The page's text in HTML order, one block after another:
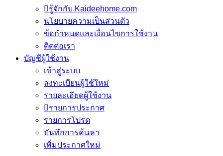
รู้จักกับ Kaideehome.com
นโยบายความเป็นส่วนตัว
ข้อกำหนดและเงื่อนไขการใช้งาน
ติดต่อเรา
บัญชีผู้ใช้งาน
เข้าสู่ระบบ
ลงทะเบียนผู้ใช้ใหม่
รายละเอียดผู้ใช้งาน
รายการประกาศ
รายการโปรด
บันทึกการค้นหา
เพิ่มประกาศใหม่